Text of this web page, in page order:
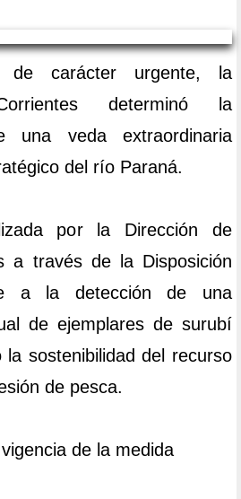
de carácter urgente, la
determinó la
una veda extraordinaria
del río Paraná.
por la Dirección de
a través de la Disposición
a la detección de una
de ejemplares de surubí
sostenibilidad del recurso
de pesca.
de la medida